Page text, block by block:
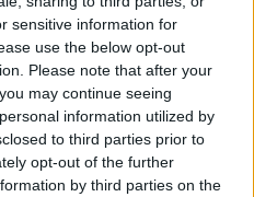
sensitive information for
use the below opt-out
Please note that after your
may continue seeing
information utilized by
to third parties prior to
opt-out of the further
by third parties on the
Pluszt azok a párok,
3 éven belül
köteleztek.
az igénylés
kamattámogatással